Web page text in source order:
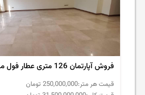
فروش آپارتمان 126 متری عطار فول مشاعات
قیمت هر متر:250,000,000 تومان